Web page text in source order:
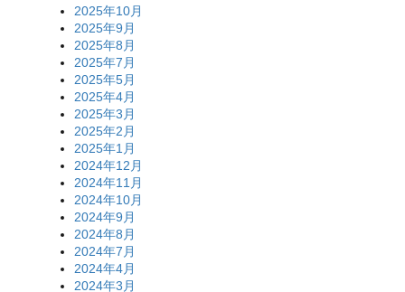
2025年10月
2025年9月
2025年8月
2025年7月
2025年5月
2025年4月
2025年3月
2025年2月
2025年1月
2024年12月
2024年11月
2024年10月
2024年9月
2024年8月
2024年7月
2024年4月
2024年3月